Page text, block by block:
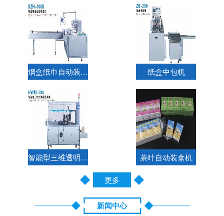
烟盒纸巾自动装盒机 纸盒中包机
智能型三维透明膜包装机 茶叶自动装盒机
更多
新闻中心